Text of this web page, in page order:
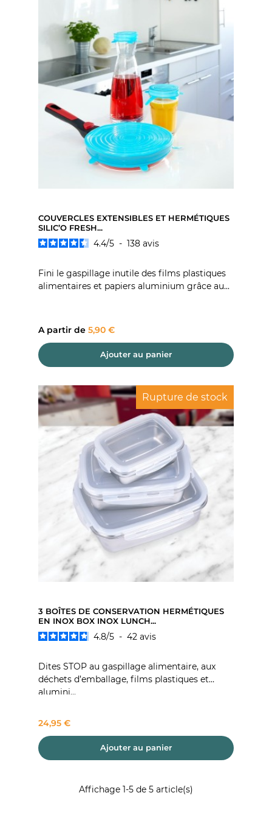
COUVERCLES EXTENSIBLES ET HERMÉTIQUES
SILIC’O FRESH...
4.4/5 - 138 avis
Fini le gaspillage inutile des films plastiques
alimentaires et papiers aluminium grâce au...
Prix
A partir de 5,90 €
Ajouter au panier
Rupture de stock
3 BOÎTES DE CONSERVATION HERMÉTIQUES
EN INOX BOX INOX LUNCH...
4.8/5 - 42 avis
Dites STOP au gaspillage alimentaire, aux
déchets d’emballage, films plastiques et
alumini...
Prix
24,95 €
Ajouter au panier
Affichage 1-5 de 5 article(s)